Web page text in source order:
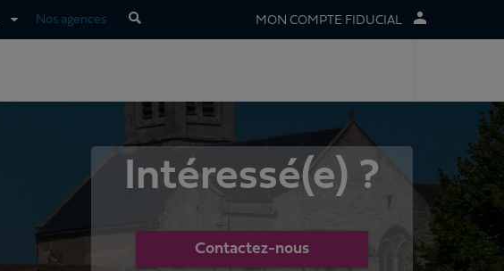
Nos agences MON COMPTE FIDUCIAL
Intéressé(e) ?
Contactez-nous